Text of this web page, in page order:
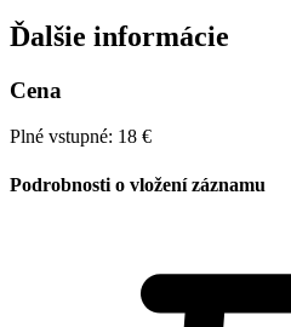
Ďalšie informácie
Cena
Plné vstupné: 18 €
Podrobnosti o vložení záznamu